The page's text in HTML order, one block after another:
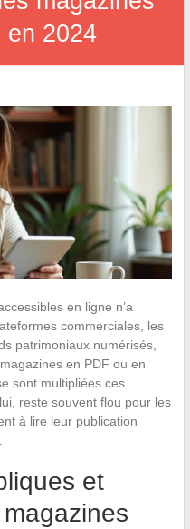
en 2024
en ligne n’a
commerciales, les
patrimoniaux numérisés,
en PDF ou en
sont multipliées ces
reste souvent flou pour les
à lire leur publication
et